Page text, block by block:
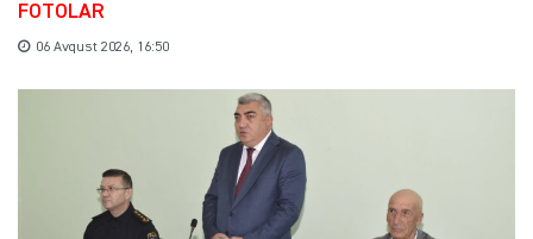
FOTOLAR
06 Avqust 2026, 16:50